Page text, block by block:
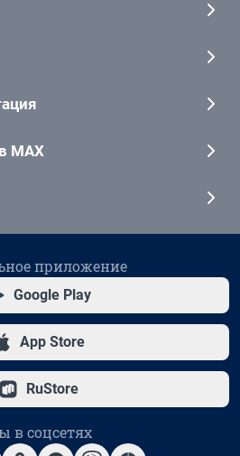
MAX
приложение
Google Play
App Store
RuStore
в соцсетях